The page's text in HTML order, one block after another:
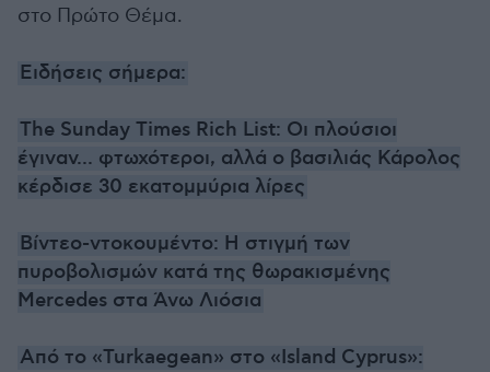
στο Πρώτο Θέμα.
Ειδήσεις σήμερα:
The Sunday Times Rich List: Οι πλούσιοι
έγιναν... φτωχότεροι, αλλά ο βασιλιάς Κάρολος
κέρδισε 30 εκατομμύρια λίρες
Βίντεο-ντοκουμέντο: Η στιγμή των
πυροβολισμών κατά της θωρακισμένης
Mercedes στα Άνω Λιόσια
Από το «Turkaegean» στο «Island Cyprus»: